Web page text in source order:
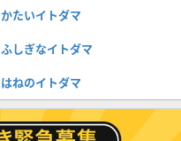
かたいイトダマ
ふしぎなイトダマ
はねのイトダマ